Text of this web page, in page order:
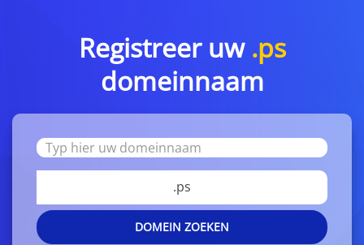
Registreer uw .ps
domeinnaam
.ps
DOMEIN ZOEKEN